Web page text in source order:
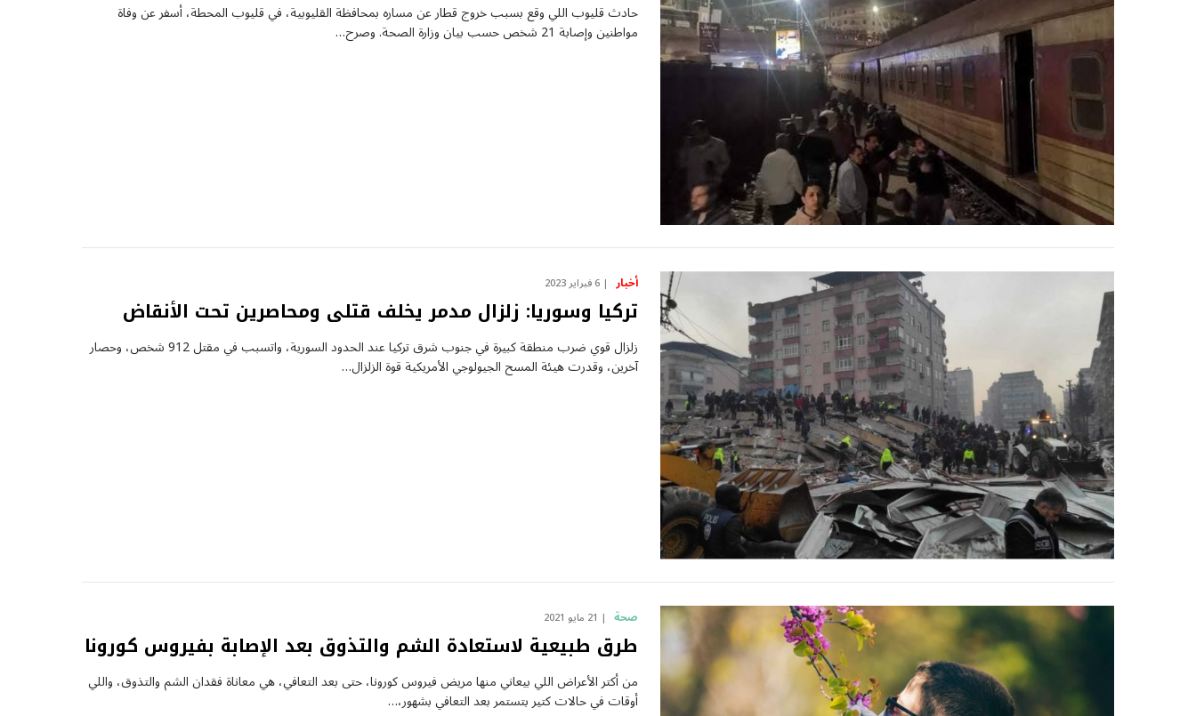
حادث قليوب اللي وقع بسبب خروج قطار عن مساره بمحافظة القليوبية، في قليوب المحطة، أسفر عن وفاة
مواطنين وإصابة 21 شخص حسب بيان وزارة الصحة. وصرح…
أخبار 6 فبراير 2023
تركيا وسوريا: زلزال مدمر يخلف قتلى ومحاصرين تحت الأنقاض
زلزال قوي ضرب منطقة كبيرة في جنوب شرق تركيا عند الحدود السورية، واتسبب في مقتل 912 شخص، وحصار
آخرين، وقدرت هيئة المسح الجيولوجي الأمريكية قوة الزلزال…
صحة 21 مايو 2021
طرق طبيعية لاستعادة الشم والتذوق بعد الإصابة بفيروس كورونا
من أكتر الأعراض اللي بيعاني منها مريض فيروس كورونا، حتى بعد التعافي، هي معاناة فقدان الشم والتذوق، واللي
أوقات في حالات كتير بتستمر بعد التعافي بشهور،…